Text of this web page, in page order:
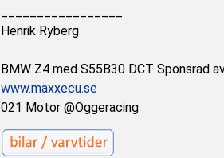
Henrik Ryberg
BMW Z4 med S55B30 DCT Sponsrad
www.maxxecu.se
021 Motor @Oggeracing